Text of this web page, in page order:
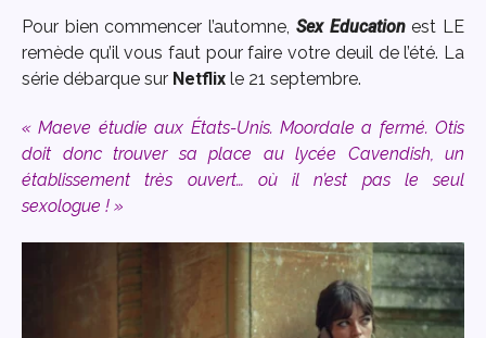
Pour bien commencer l’automne, Sex Educationest LE
remède qu’il vous faut pour faire votre deuil de l’été. La
série débarque sur Netflix le 21 septembre.
« Maeve étudie aux États-Unis. Moordale a fermé. Otis
doit donc trouver sa place au lycée Cavendish, un
établissement très ouvert… où il n’est pas le seul
sexologue ! »